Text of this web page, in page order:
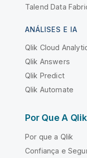
Talend Data
ANÁLISES E IA
Qlik Cloud
Qlik Answers
Qlik Predict
Qlik Automate
Por Que A
Por que a Qlik
Confiança e